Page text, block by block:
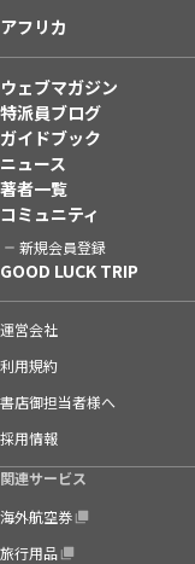
アフリカ
ウェブマガジン
特派員ブログ
ガイドブック
ニュース
著者一覧
コミュニティ
新規会員登録
GOOD LUCK TRIP
運営会社
利用規約
書店御担当者様へ
採用情報
関連サービス
海外航空券
旅行用品